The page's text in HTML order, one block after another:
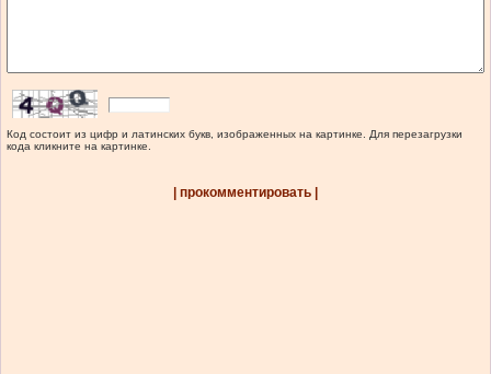
Код состоит из цифр и латинских букв, изображенных на картинке. Для перезагрузки
кода кликните на картинке.
| прокомментировать |